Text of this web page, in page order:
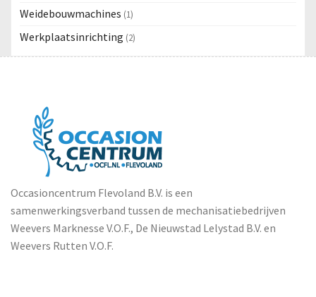
Weidebouwmachines (1)
Werkplaatsinrichting (2)
Occasioncentrum Flevoland B.V. is een
samenwerkingsverband tussen de mechanisatiebedrijven
Weevers Marknesse V.O.F., De Nieuwstad Lelystad B.V. en
Weevers Rutten V.O.F.